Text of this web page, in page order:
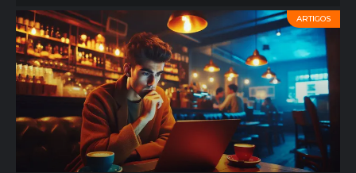
ARTIGOS